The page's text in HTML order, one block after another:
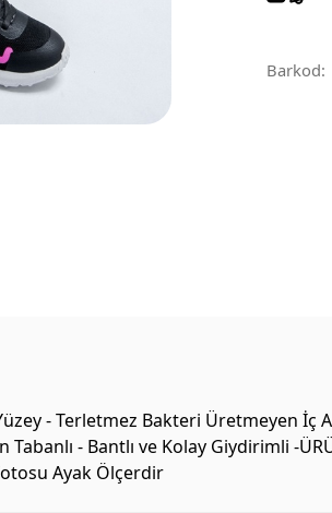
Barkod:
Yüzey - Terletmez Bakteri Üretmeyen
- Bantlı ve Kolay Giydirimli -
Ayak Ölçerdir